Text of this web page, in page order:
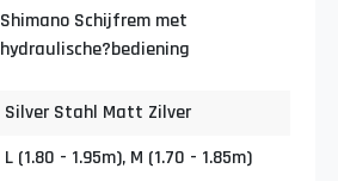
Shimano Schijfrem met
hydraulische?bediening
Silver Stahl Matt Zilver
L (1.80 - 1.95m), M (1.70 - 1.85m)